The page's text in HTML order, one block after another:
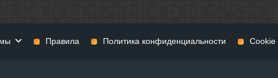
Правила Политика конфиденциальности Cookie